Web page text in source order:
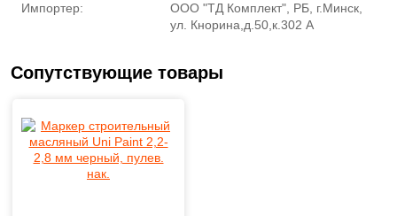
Импортер:
ООО "ТД Комплект", РБ, г.Минск,
ул. Кнорина,д.50,к.302 А
Сопутствующие товары